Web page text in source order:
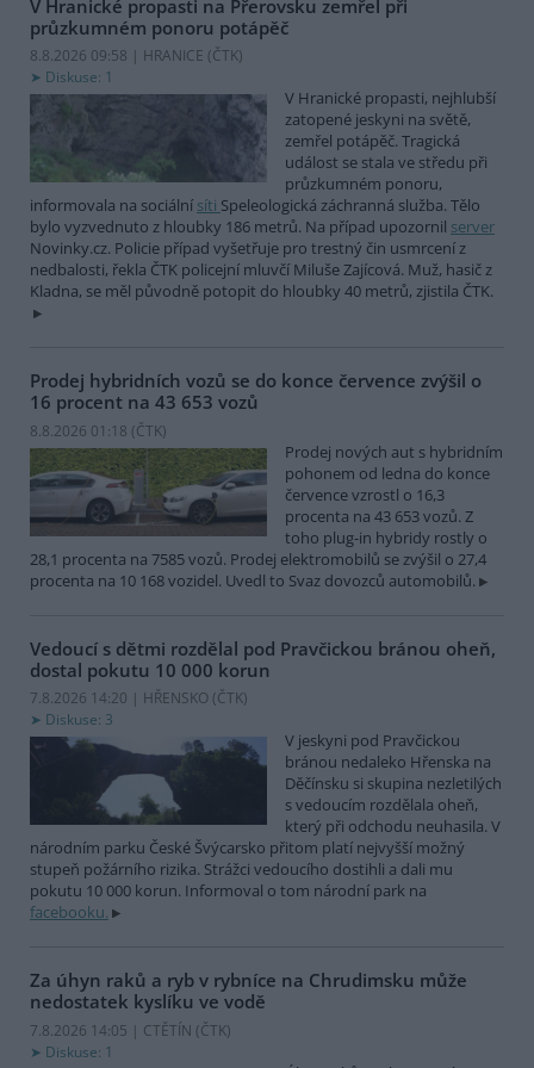
V Hranické propasti na Přerovsku zemřel při
průzkumném ponoru potápěč
8.8.2026 09:58 | HRANICE (ČTK)
Diskuse: 1
V Hranické propasti, nejhlubší
zatopené jeskyni na světě,
zemřel potápěč. Tragická
událost se stala ve středu při
průzkumném ponoru,
informovala na sociální síti Speleologická záchranná služba. Tělo
bylo vyzvednuto z hloubky 186 metrů. Na případ upozornil server
Novinky.cz. Policie případ vyšetřuje pro trestný čin usmrcení z
nedbalosti, řekla ČTK policejní mluvčí Miluše Zajícová. Muž, hasič z
Kladna, se měl původně potopit do hloubky 40 metrů, zjistila ČTK.
Prodej hybridních vozů se do konce července zvýšil o
16 procent na 43 653 vozů
8.8.2026 01:18 (ČTK)
Prodej nových aut s hybridním
pohonem od ledna do konce
července vzrostl o 16,3
procenta na 43 653 vozů. Z
toho plug-in hybridy rostly o
28,1 procenta na 7585 vozů. Prodej elektromobilů se zvýšil o 27,4
procenta na 10 168 vozidel. Uvedl to Svaz dovozců automobilů.
Vedoucí s dětmi rozdělal pod Pravčickou bránou oheň,
dostal pokutu 10 000 korun
7.8.2026 14:20 | HŘENSKO (ČTK)
Diskuse: 3
V jeskyni pod Pravčickou
bránou nedaleko Hřenska na
Děčínsku si skupina nezletilých
s vedoucím rozdělala oheň,
který při odchodu neuhasila. V
národním parku České Švýcarsko přitom platí nejvyšší možný
stupeň požárního rizika. Strážci vedoucího dostihli a dali mu
pokutu 10 000 korun. Informoval o tom národní park na
facebooku.
Za úhyn raků a ryb v rybníce na Chrudimsku může
nedostatek kyslíku ve vodě
7.8.2026 14:05 | CTĚTÍN (ČTK)
Diskuse: 1